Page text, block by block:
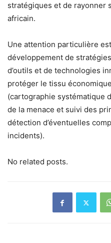
stratégiques et de rayonner
africain.
Une attention particulière
développement de
d’outils et de technologies
protéger le tissu
(cartographie systématique
de la menace et suivi des
détection d’éventuelles
incidents).
No related posts.